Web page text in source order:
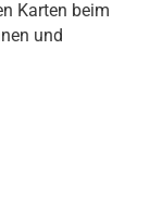
Karten beim
und